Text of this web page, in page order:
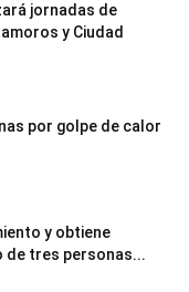
jornadas de
y Ciudad
por golpe de calor
y obtiene
de tres personas...